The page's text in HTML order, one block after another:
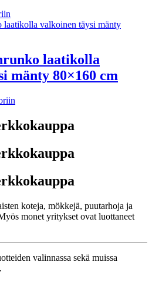
laatikolla
mänty 80×160 cm
koteja, mökkejä, puutarhoja ja
monet yritykset ovat luottaneet
valinnassa sekä muissa